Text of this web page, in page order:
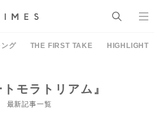
ング THE FIRST TAKE HIGHLIGHT
トモラトリアム』
最新記事一覧